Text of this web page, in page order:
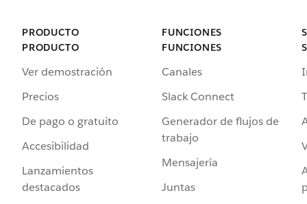
PRODUCTO
PRODUCTO
Ver demostración
Precios
De pago o gratuito
Accesibilidad
Lanzamientos
destacados
FUNCIONES
FUNCIONES
Canales
Slack Connect
Generador de flujos de
trabajo
Mensajería
Juntas